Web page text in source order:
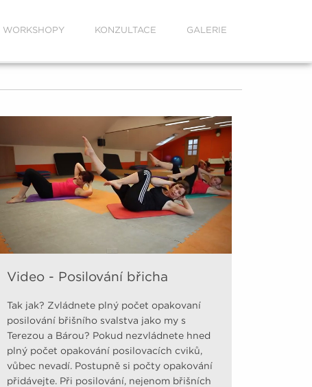
WORKSHOPY KONZULTACE GALERIE
Video - Posilování břicha
Tak jak? Zvládnete plný počet opakovaní
posilování břišního svalstva jako my s
Terezou a Bárou? Pokud nezvládnete hned
plný počet opakování posilovacích cviků,
vůbec nevadí. Postupně si počty opakování
přidávejte. Při posilování, nejenom břišních